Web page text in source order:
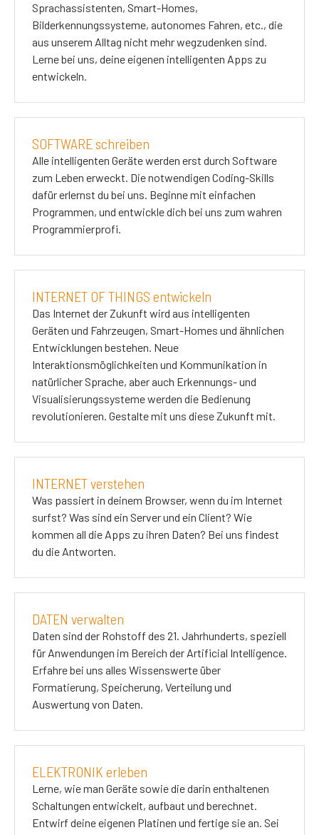
Sprachassistenten, Smart-Homes,
Bilderkennungssysteme, autonomes Fahren, etc., die
aus unserem Alltag nicht mehr wegzudenken sind.
Lerne bei uns, deine eigenen intelligenten Apps zu
entwickeln.
SOFTWARE schreiben
Alle intelligenten Geräte werden erst durch Software
zum Leben erweckt. Die notwendigen Coding-Skills
dafür erlernst du bei uns. Beginne mit einfachen
Programmen, und entwickle dich bei uns zum wahren
Programmierprofi.
INTERNET OF THINGS entwickeln
Das Internet der Zukunft wird aus intelligenten
Geräten und Fahrzeugen, Smart-Homes und ähnlichen
Entwicklungen bestehen. Neue
Interaktionsmöglichkeiten und Kommunikation in
natürlicher Sprache, aber auch Erkennungs- und
Visualisierungssysteme werden die Bedienung
revolutionieren. Gestalte mit uns diese Zukunft mit.
INTERNET verstehen
Was passiert in deinem Browser, wenn du im Internet
surfst? Was sind ein Server und ein Client? Wie
kommen all die Apps zu ihren Daten? Bei uns findest
du die Antworten.
DATEN verwalten
Daten sind der Rohstoff des 21. Jahrhunderts, speziell
für Anwendungen im Bereich der Artificial Intelligence.
Erfahre bei uns alles Wissenswerte über
Formatierung, Speicherung, Verteilung und
Auswertung von Daten.
ELEKTRONIK erleben
Lerne, wie man Geräte sowie die darin enthaltenen
Schaltungen entwickelt, aufbaut und berechnet.
Entwirf deine eigenen Platinen und fertige sie an. Sei